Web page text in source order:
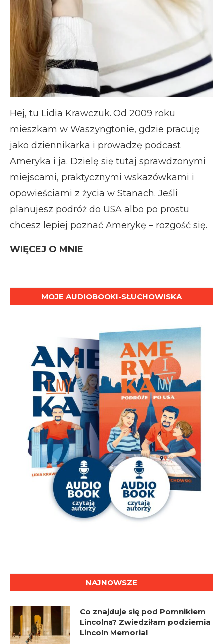
Hej, tu Lidia Krawczuk. Od 2009 roku
mieszkam w Waszyngtonie, gdzie pracuję
jako dziennikarka i prowadzę podcast
Ameryka i ja. Dzielę się tutaj sprawdzonymi
miejscami, praktycznymi wskazówkami i
opowieściami z życia w Stanach. Jeśli
planujesz podróż do USA albo po prostu
chcesz lepiej poznać Amerykę – rozgość się.
WIĘCEJ O MNIE
MOJE AUDIOBOOKI-SŁUCHOWISKA
NAJNOWSZE
Co znajduje się pod Pomnikiem
Lincolna? Zwiedziłam podziemia
Lincoln Memorial